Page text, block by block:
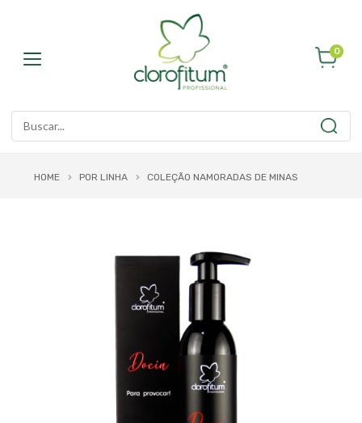
0
HOME POR LINHA COLEÇÃO NAMORADAS DE MINAS